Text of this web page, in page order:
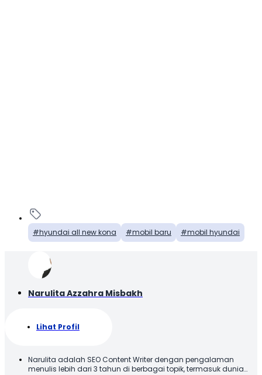
hyundai all new kona mobil baru mobil hyundai
Narulita Azzahra Misbakh
Lihat Profil
Narulita adalah SEO Content Writer dengan pengalaman
menulis lebih dari 3 tahun di berbagai topik, termasuk dunia